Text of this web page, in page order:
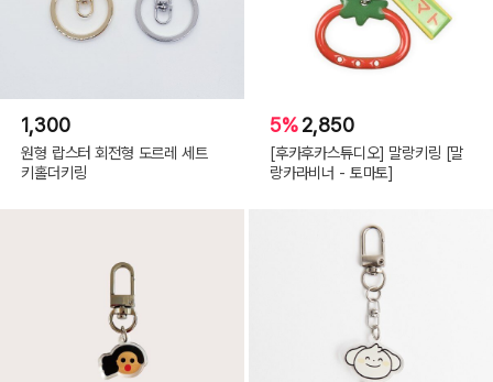
1,300
원형 랍스터 회전형 도르레 세트
키홀더키링
5%2,850
[후카후카스튜디오] 말랑키링 [말
랑카라비너 - 토마토]